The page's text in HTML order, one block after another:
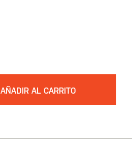
AÑADIR AL CARRITO